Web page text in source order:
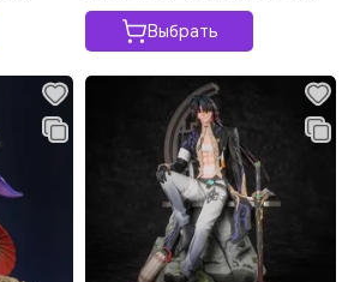
Выбрать